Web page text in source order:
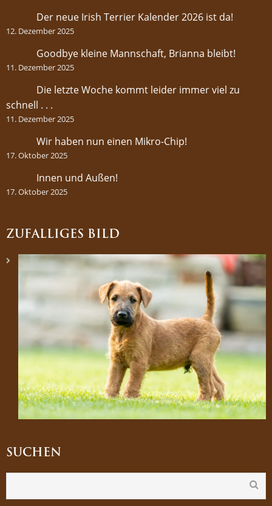
Der neue Irish Terrier Kalender 2026 ist da!
12. Dezember 2025
Goodbye kleine Mannschaft, Brianna bleibt!
11. Dezember 2025
Die letzte Woche kommt leider immer viel zu
schnell . . .
11. Dezember 2025
Wir haben nun einen Mikro-Chip!
17. Oktober 2025
Innen und Außen!
17. Oktober 2025
ZUFÄLLIGES BILD
SUCHEN